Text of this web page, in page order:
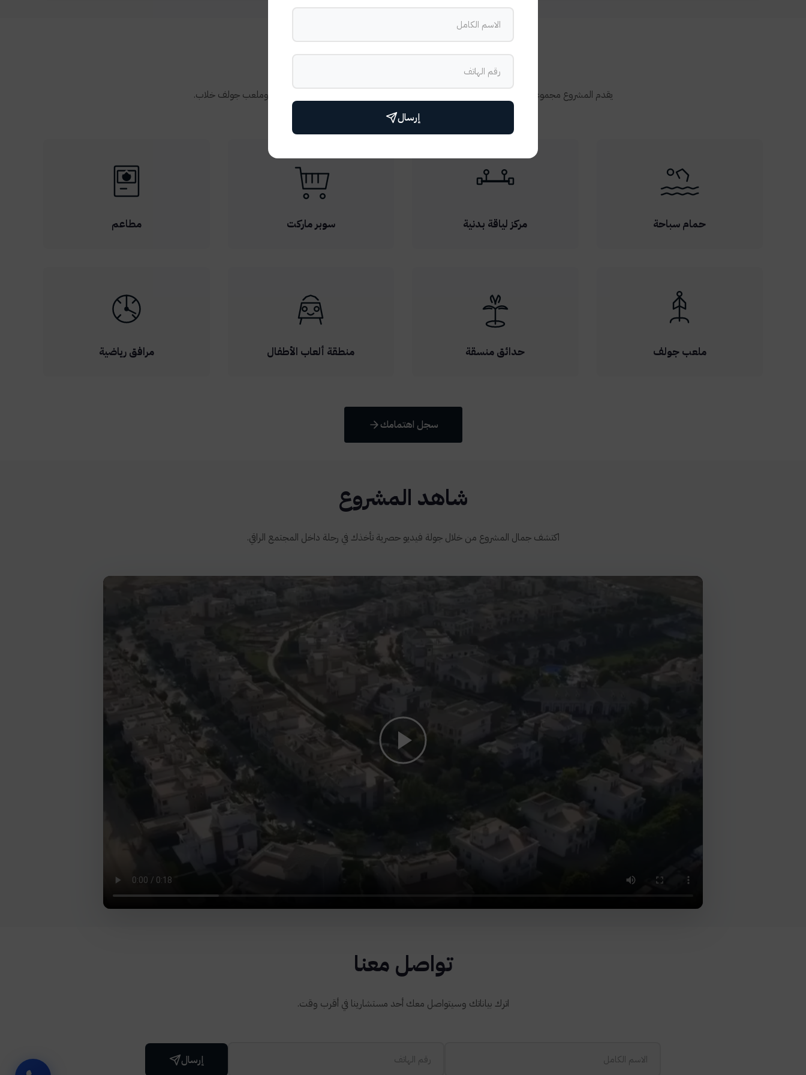
المرافق والخدمات
يقدم المشروع مجموعة من المرافق والخدمات العالمية، بما في ذلك حمام سباحة، مطاعم فاخرة، وملعب جولف خلاب.
حمام سباحة مركز لياقة بدنية سوبر ماركت مطاعم
ملعب جولف حدائق منسقة منطقة ألعاب الأطفال مرافق رياضية
سجل اهتمامك
شاهد المشروع
اكتشف جمال المشروع من خلال جولة فيديو حصرية تأخذك في رحلة داخل المجتمع الراقي.
تواصل معنا
اترك بياناتك وسيتواصل معك أحد مستشارينا في أقرب وقت.
إرسال
إرسال